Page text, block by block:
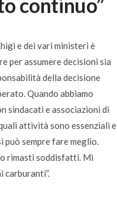
continuo”
e dei vari ministeri è
per assumere decisioni sia
della decisione
Quando abbiamo
sindacati e associazioni di
attività sono essenziali e
può sempre fare meglio.
rimasti soddisfatti. Mi
carburanti”.